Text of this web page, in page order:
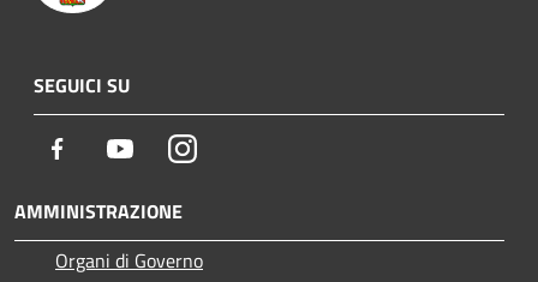
SEGUICI SU
Facebook YoutubeInstagram
AMMINISTRAZIONE
Organi di Governo